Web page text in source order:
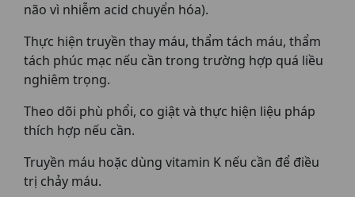
não vì nhiễm acid chuyển hóa).
Thực hiện truyền thay máu, thẩm tách máu, thẩm
tách phúc mạc nếu cần trong trường hợp quá liều
nghiêm trọng.
Theo dõi phù phổi, co giật và thực hiện liệu pháp
thích hợp nếu cần.
Truyền máu hoặc dùng vitamin K nếu cần để điều
trị chảy máu.